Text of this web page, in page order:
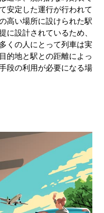
安定した運行が行われて
高い場所に設けられた駅
に設計されているため、
くの人にとって列車は実
的地と駅との距離によっ
段の利用が必要になる場